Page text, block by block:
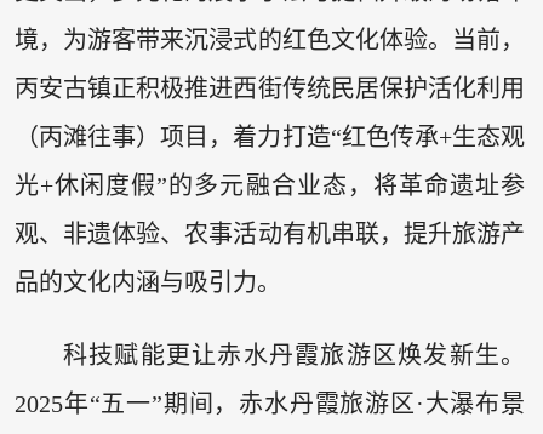
境，为游客带来沉浸式的红色文化体验。当前，
丙安古镇正积极推进西街传统民居保护活化利用
（丙滩往事）项目，着力打造“红色传承+生态观
光+休闲度假”的多元融合业态，将革命遗址参
观、非遗体验、农事活动有机串联，提升旅游产
品的文化内涵与吸引力。
科技赋能更让赤水丹霞旅游区焕发新生。
2025年“五一”期间，赤水丹霞旅游区·大瀑布景